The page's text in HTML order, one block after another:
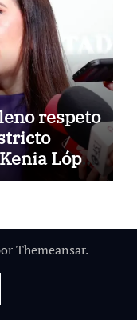
respeto
López
Themeansar.